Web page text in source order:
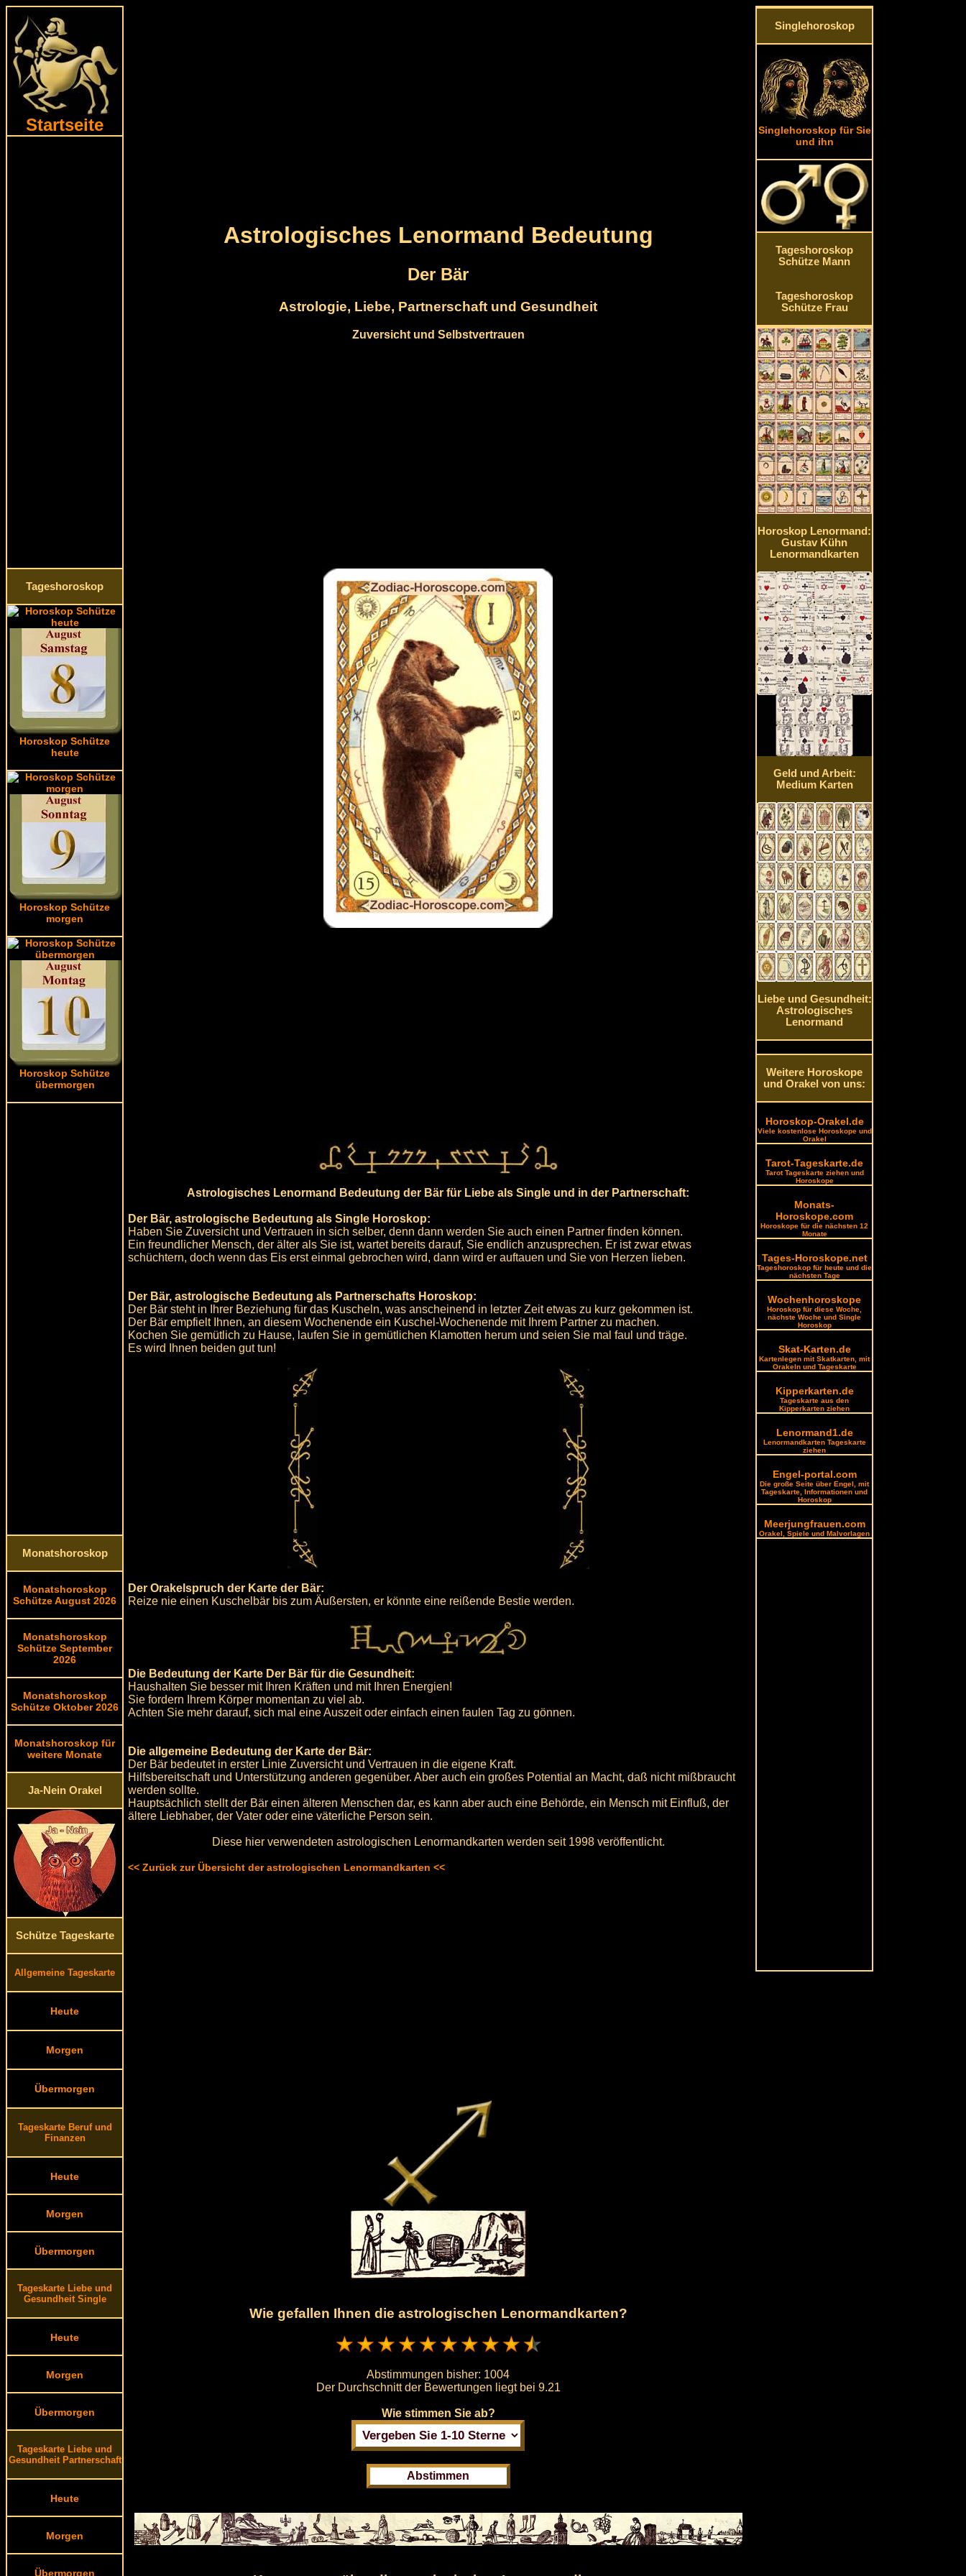
Startseite
Tageshoroskop
Horoskop Schütze
heute
Horoskop Schütze
morgen
Horoskop Schütze
übermorgen
Monatshoroskop
Monatshoroskop
Schütze August 2026
Monatshoroskop
Schütze September
2026
Monatshoroskop
Schütze Oktober 2026
Monatshoroskop für
weitere Monate
Ja-Nein Orakel
Schütze Tageskarte
Allgemeine Tageskarte
Heute
Morgen
Übermorgen
Tageskarte Beruf und
Finanzen
Heute
Morgen
Übermorgen
Tageskarte Liebe und
Gesundheit Single
Heute
Morgen
Übermorgen
Tageskarte Liebe und
Gesundheit Partnerschaft
Heute
Morgen
Übermorgen
Astrologisches Lenormand Bedeutung
Der Bär
Astrologie, Liebe, Partnerschaft und Gesundheit
Zuversicht und Selbstvertrauen
Astrologisches Lenormand Bedeutung der Bär für Liebe als Single und in der Partnerschaft:
Der Bär, astrologische Bedeutung als Single Horoskop:
Haben Sie Zuversicht und Vertrauen in sich selber, denn dann werden Sie auch einen Partner finden können.
Ein freundlicher Mensch, der älter als Sie ist, wartet bereits darauf, Sie endlich anzusprechen. Er ist zwar etwas
schüchtern, doch wenn das Eis erst einmal gebrochen wird, dann wird er auftauen und Sie von Herzen lieben.
Der Bär, astrologische Bedeutung als Partnerschafts Horoskop:
Der Bär steht in Ihrer Beziehung für das Kuscheln, was anscheinend in letzter Zeit etwas zu kurz gekommen ist.
Der Bär empfielt Ihnen, an diesem Wochenende ein Kuschel-Wochenende mit Ihrem Partner zu machen.
Kochen Sie gemütlich zu Hause, laufen Sie in gemütlichen Klamotten herum und seien Sie mal faul und träge.
Es wird Ihnen beiden gut tun!
Der Orakelspruch der Karte der Bär:
Reize nie einen Kuschelbär bis zum Äußersten, er könnte eine reißende Bestie werden.
Die Bedeutung der Karte Der Bär für die Gesundheit:
Haushalten Sie besser mit Ihren Kräften und mit Ihren Energien!
Sie fordern Ihrem Körper momentan zu viel ab.
Achten Sie mehr darauf, sich mal eine Auszeit oder einfach einen faulen Tag zu gönnen.
Die allgemeine Bedeutung der Karte der Bär:
Der Bär bedeutet in erster Linie Zuversicht und Vertrauen in die eigene Kraft.
Hilfsbereitschaft und Unterstützung anderen gegenüber. Aber auch ein großes Potential an Macht, daß nicht mißbraucht
werden sollte.
Hauptsächlich stellt der Bär einen älteren Menschen dar, es kann aber auch eine Behörde, ein Mensch mit Einfluß, der
ältere Liebhaber, der Vater oder eine väterliche Person sein.
Diese hier verwendeten astrologischen Lenormandkarten werden seit 1998 veröffentlicht.
<< Zurück zur Übersicht der astrologischen Lenormandkarten <<
Wie gefallen Ihnen die astrologischen Lenormandkarten?
Abstimmungen bisher: 1004
Der Durchschnitt der Bewertungen liegt bei 9.21
Wie stimmen Sie ab?
Singlehoroskop
Singlehoroskop für Sie
und ihn
Tageshoroskop
Schütze Mann
Tageshoroskop
Schütze Frau
Horoskop Lenormand:
Gustav Kühn
Lenormandkarten
Geld und Arbeit:
Medium Karten
Liebe und Gesundheit:
Astrologisches
Lenormand
Weitere Horoskope
und Orakel von uns:
Horoskop-Orakel.de
Viele kostenlose Horoskope und
Orakel
Tarot-Tageskarte.de
Tarot Tageskarte ziehen und
Horoskope
Monats-
Horoskope.com
Horoskope für die nächsten 12
Monate
Tages-Horoskope.net
Tageshoroskop für heute und die
nächsten Tage
Wochenhoroskope
Horoskop für diese Woche,
nächste Woche und Single
Horoskop
Skat-Karten.de
Kartenlegen mit Skatkarten, mit
Orakeln und Tageskarte
Kipperkarten.de
Tageskarte aus den
Kipperkarten ziehen
Lenormand1.de
Lenormandkarten Tageskarte
ziehen
Engel-portal.com
Die große Seite über Engel, mit
Tageskarte, Informationen und
Horoskop
Meerjungfrauen.com
Orakel, Spiele und Malvorlagen